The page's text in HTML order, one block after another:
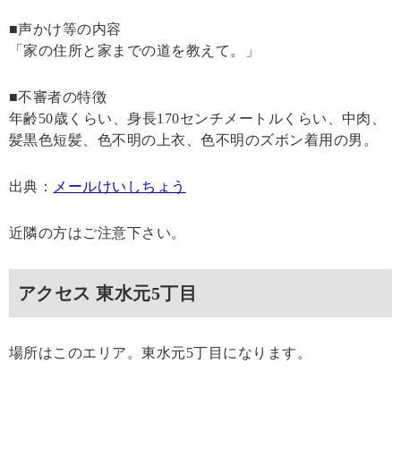
■声かけ等の内容
「家の住所と家までの道を教えて。」
■不審者の特徴
年齢50歳くらい、身長170センチメートルくらい、中肉、
髪黒色短髪、色不明の上衣、色不明のズボン着用の男。
出典： メールけいしちょう
近隣の方はご注意下さい。
アクセス 東水元5丁目
場所はこのエリア。東水元5丁目になります。